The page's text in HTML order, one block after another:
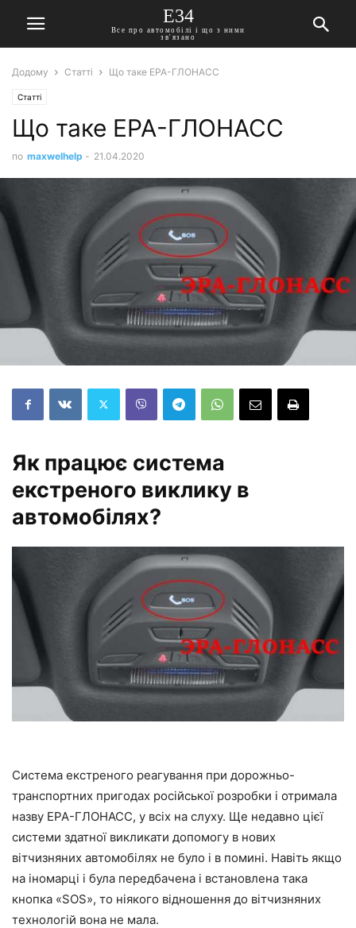
E34
Все про автомобілі і що з ними
зв'язано
Додому Статті Що таке ЕРА-ГЛОНАСС
Статті
Що таке ЕРА-ГЛОНАСС
по maxwelhelp - 21.04.2020
Як працює система
екстреного виклику в
автомобілях?
Система екстреного реагування при дорожньо-
транспортних пригодах російської розробки і отримала
назву ЕРА-ГЛОНАСС, у всіх на слуху. Ще недавно цієї
системи здатної викликати допомогу в нових
вітчизняних автомобілях не було і в помині. Навіть якщо
на іномарці і була передбачена і встановлена така
кнопка «SOS», то ніякого відношення до вітчизняних
технологій вона не мала.